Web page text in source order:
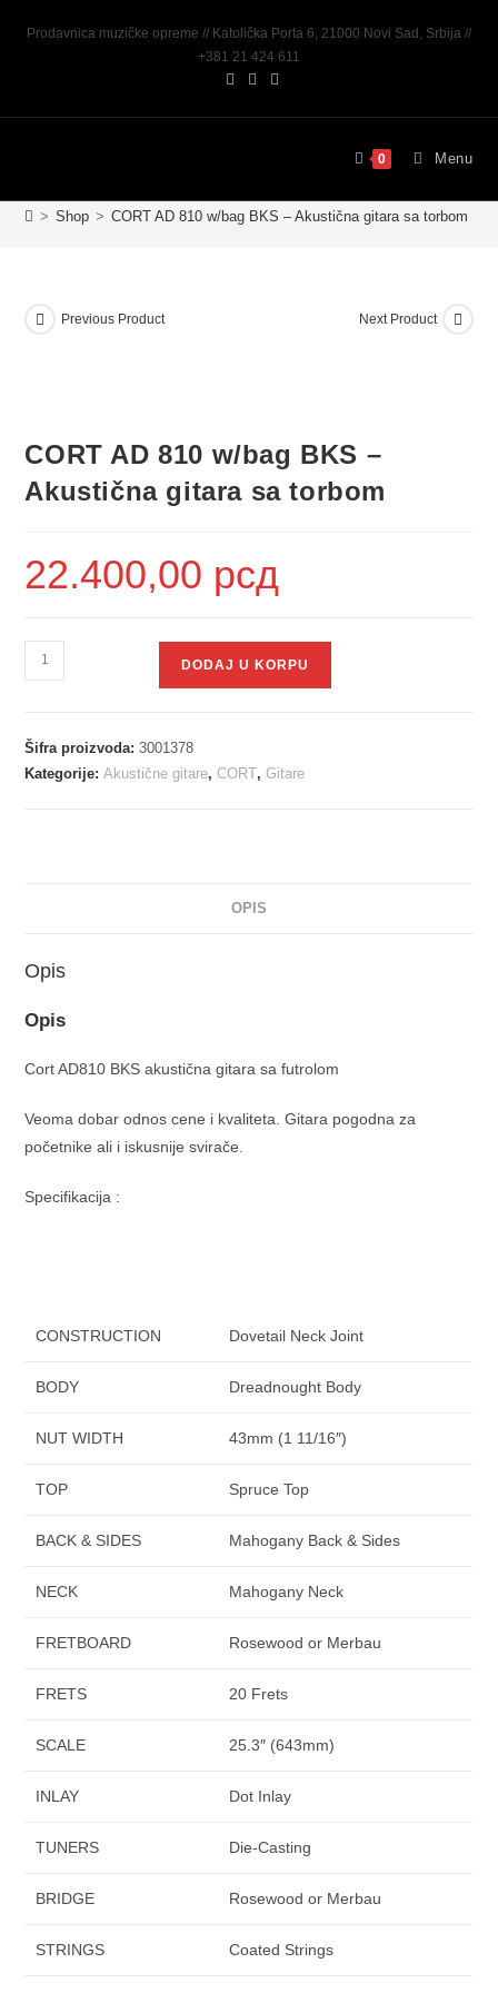
Prodavnica muzičke opreme // Katolička Porta 6, 21000 Novi Sad, Srbija //
+381 21 424 611
0 Menu
> Shop > CORT AD 810 w/bag BKS – Akustična gitara sa torbom
Previous Product Next Product
CORT AD 810 w/bag BKS –
Akustična gitara sa torbom
22.400,00 рсд
DODAJ U KORPU
Šifra proizvoda:3001378
Kategorije:Akustične gitare,CORT,Gitare
OPIS
Opis
Opis
Cort AD810 BKS akustična gitara sa futrolom
Veoma dobar odnos cene i kvaliteta. Gitara pogodna za
početnike ali i iskusnije svirače.
Specifikacija :
CONSTRUCTION Dovetail Neck Joint
BODY Dreadnought Body
NUT WIDTH 43mm (1 11/16″)
TOP Spruce Top
BACK & SIDES Mahogany Back & Sides
NECK Mahogany Neck
FRETBOARD Rosewood or Merbau
FRETS 20 Frets
SCALE 25.3″ (643mm)
INLAY Dot Inlay
TUNERS Die-Casting
BRIDGE Rosewood or Merbau
STRINGS Coated Strings